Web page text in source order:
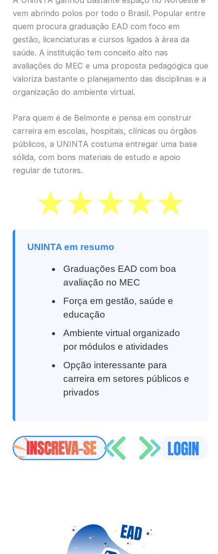
vem abrindo polos por todo o Brasil. Popular entre
quem procura graduação EAD com foco em
gestão, licenciaturas e cursos ligados à área da
saúde. A instituição tem conceito alto nas
avaliações do MEC e uma proposta pedagógica que
valoriza bastante o planejamento das disciplinas e a
organização do ambiente virtual.
Para quem é de Belmonte e pensa em construir
carreira em escolas, hospitais, clínicas ou órgãos
públicos, a UNINTA costuma entregar uma base
sólida, com bons materiais de estudo e apoio
regular de tutores.
UNINTA em resumo
Graduações EAD com boa
avaliação no MEC
Força em gestão, saúde e
educação
Ambiente virtual organizado
por módulos e atividades
Opção interessante para
carreira em setores públicos e
privados